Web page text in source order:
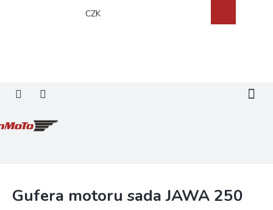
CZK
košík
Gufera motoru sada JAWA 250